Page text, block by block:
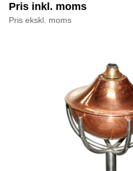
Pris inkl. moms
Pris ekskl. moms